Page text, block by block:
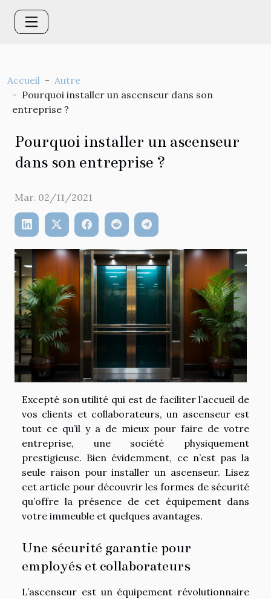
Accueil
Autre
Pourquoi installer un ascenseur dans son
entreprise ?
Pourquoi installer un ascenseur
dans son entreprise ?
Mar. 02/11/2021
Excepté son utilité qui est de faciliter l’accueil de
vos clients et collaborateurs, un ascenseur est
tout ce qu’il y a de mieux pour faire de votre
entreprise, une société physiquement
prestigieuse. Bien évidemment, ce n’est pas la
seule raison pour installer un ascenseur. Lisez
cet article pour découvrir les formes de sécurité
qu’offre la présence de cet équipement dans
votre immeuble et quelques avantages.
Une sécurité garantie pour
employés et collaborateurs
L’ascenseur est un équipement révolutionnaire